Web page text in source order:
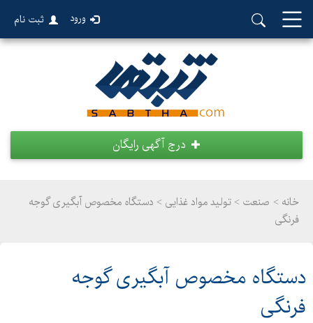
ورود ثبت نام
درج آگهی رایگان
خانه > صنعت > تولید مواد غذایی > دستگاه مخصوص آبگیری گوجه
فرنگی
دستگاه مخصوص آبگیری گوجه
فرنگی